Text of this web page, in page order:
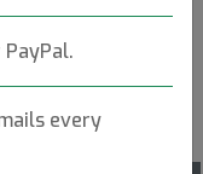
every
Latitude 64